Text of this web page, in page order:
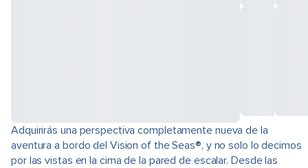
Adquirirás una perspectiva completamente nueva de la
aventura a bordo del Vision of the Seas®, y no solo lo decimos
por las vistas en la cima de la pared de escalar. Desde las